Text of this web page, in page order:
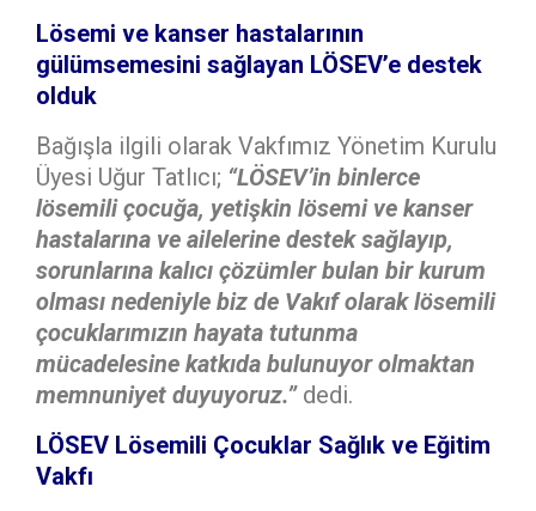
Lösemi ve kanser hastalarının
gülümsemesini sağlayan LÖSEV’e destek
olduk
Bağışla ilgili olarak Vakfımız Yönetim Kurulu
Üyesi Uğur Tatlıcı; “LÖSEV’in binlerce
lösemili çocuğa, yetişkin lösemi ve kanser
hastalarına ve ailelerine destek sağlayıp,
sorunlarına kalıcı çözümler bulan bir kurum
olması nedeniyle biz de Vakıf olarak lösemili
çocuklarımızın hayata tutunma
mücadelesine katkıda bulunuyor olmaktan
memnuniyet duyuyoruz.”dedi.
LÖSEV Lösemili Çocuklar Sağlık ve Eğitim
Vakfı